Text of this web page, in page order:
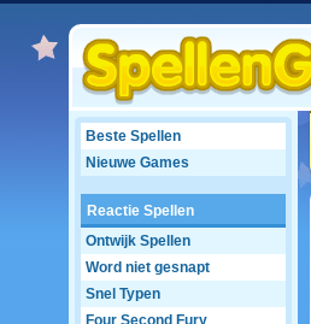
Beste Spellen
Nieuwe Games
Reactie Spellen
Ontwijk Spellen
Word niet gesnapt
Snel Typen
Four Second Fury